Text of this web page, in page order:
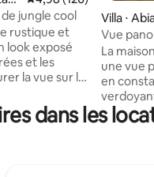
jungle cool
rustique et
look exposé
et les
la vue sur la
frais et
Les
Villa ⋅
Vue
au lever
La
une vue
en
direction
un vaste
dans les